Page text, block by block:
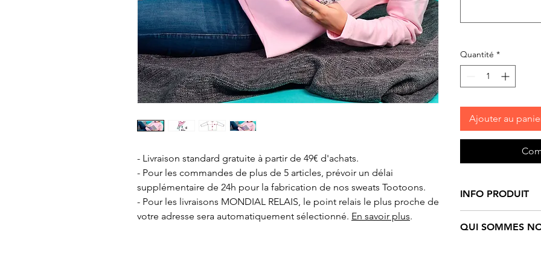
- Livraison standard gratuite à partir de 49€ d'achats.
- Pour les commandes de plus de 5 articles, prévoir un délai
supplémentaire de 24h pour la fabrication de nos sweats Tootoons.
- Pour les livraisons MONDIAL RELAIS, le point relais le plus proche de
votre adresse sera automatiquement sélectionné. En savoir plus.
Quantité *
Ajouter au
INFO PRODUIT
Tootoonsrose
QUI SOMMES